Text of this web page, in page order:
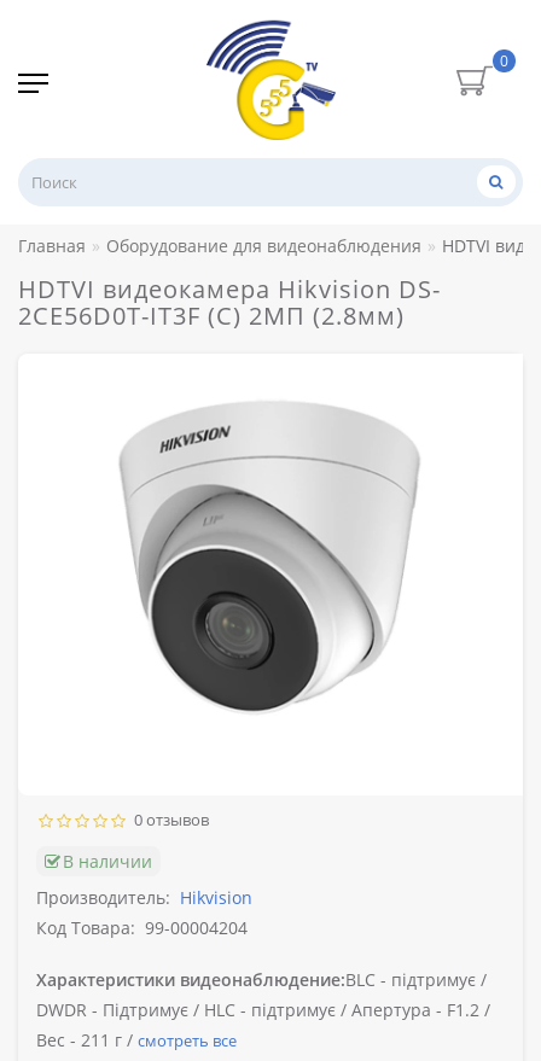
0
Главная Оборудование для видеонаблюдения HDTVI
HDTVI видеокамера Hikvision DS-
2CE56D0T-IT3F (C) 2МП (2.8мм)
0 отзывов
В наличии
Производитель: Hikvision
Код Товара: 99-00004204
Характеристики видеонаблюдение:BLC - підтримує /
DWDR - Підтримує / HLC - підтримує / Апертура - F1.2 /
Вес - 211 г / смотреть все